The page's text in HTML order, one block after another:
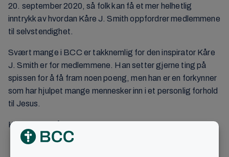
20. september 2020, så folk kan få et mer helhetlig
inntrykk av hvordan Kåre J. Smith oppfordrer medlemmene
til selvstendighet.
Svært mange i BCC er takknemlig for den inspirator Kåre
J. Smith er for medlemmene. Han setter gjerne ting på
spissen for å få fram noen poeng, men han er en forkynner
som har hjulpet mange mennesker inn i et personlig forhold
til Jesus.
Klikk over for å se film.
LES OGSÅ:Forstander med tro på fremtiden